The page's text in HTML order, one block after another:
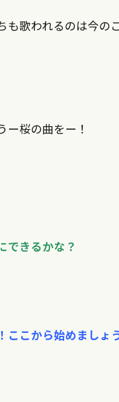
も歌われるのは今の
ー桜の曲をー！
できるかな？
ここから始めましょ